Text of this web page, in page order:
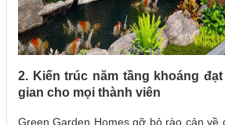
2. Kiến trúc năm tầng khoáng
gian cho mọi thành viên
Green Garden Homes gỡ bỏ rào cản về